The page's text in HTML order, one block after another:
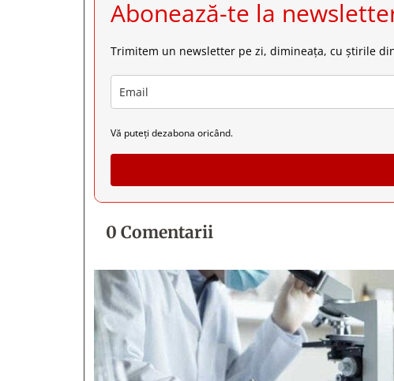
Abonează-te la
Trimitem un newsletter pe zi, dimineața, cu știrile
Vă puteți dezabona oricând.
0 Comentarii